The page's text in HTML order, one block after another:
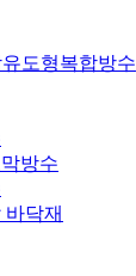
도형복합방수
방수
닥재